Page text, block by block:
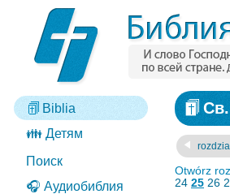
Biblia
👪 Детям
Поиск
🎧 Аудиобиблия
Otwórz
24 25 26